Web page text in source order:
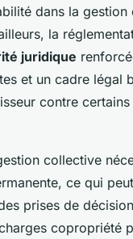
dans la gestion
la
juridique
et un cadre légal
contre
collective
ce qui
prises de
copropriété